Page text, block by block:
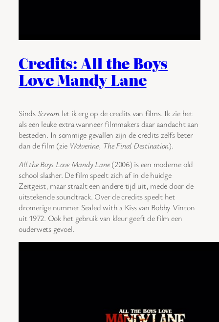
Credits: All the Boys
Love Mandy Lane
SindsScream let ik erg op de credits van films. Ik zie het
als een leuke extra wanneer filmmakers daar aandacht aan
besteden. In sommige gevallen zijn de credits zelfs beter
dan de film (zie Wolverine, The Final Destination).
All the Boys Love Mandy Lane(2006) is een moderne old
school slasher. De film speelt zich af in de huidge
Zeitgeist, maar straalt een andere tijd uit, mede door de
uitstekende soundtrack. Over de credits speelt het
dromerige nummer Sealed with a Kiss van Bobby Vinton
uit 1972. Ook het gebruik van kleur geeft de film een
ouderwets gevoel.